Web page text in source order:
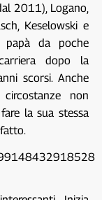
2011), Logano,
Keselowski e
da poche
dopo la
scorsi. Anche
non
la sua stessa